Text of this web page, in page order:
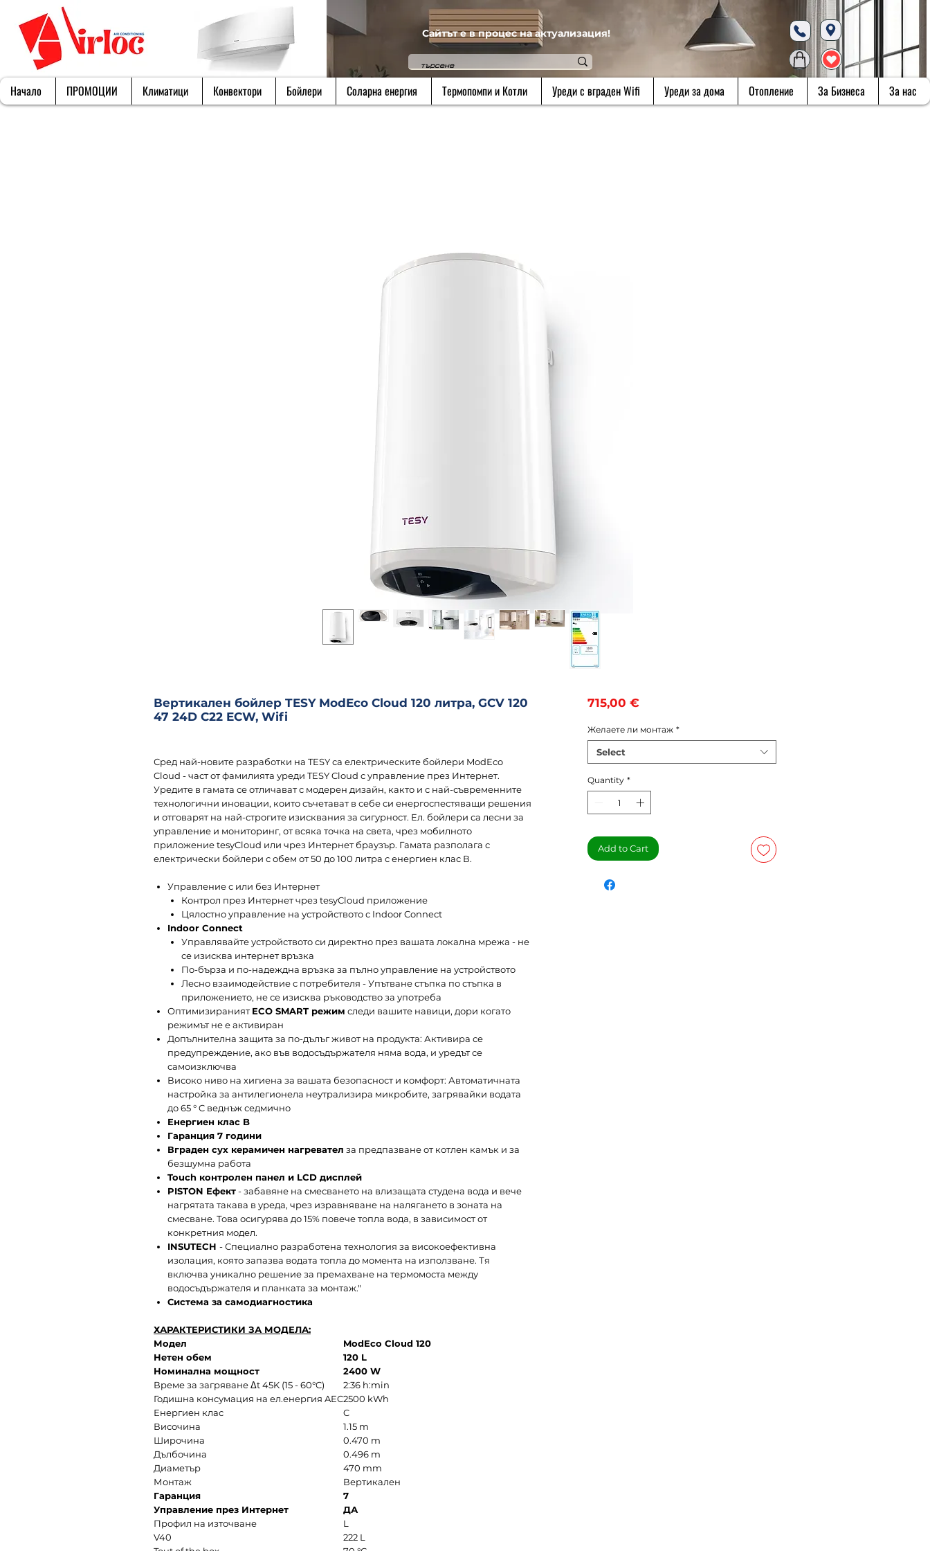
Сайтът е в процес на актуализация!
Начало ПРОМОЦИИ Климатици Конвектори Бойлери Соларна енергия Термопомпи и Котли Уреди с вграден Wifi Уреди за дома Отопление За Бизнеса За нас
Вертикален бойлер TESY ModEco Cloud 120 литра, GCV 120
47 24D C22 ECW, Wifi
Сред най-новите разработки на TESY са електрическите бойлери ModЕco
Cloud - част от фамилията уреди TESY Cloud с управление през Интернет.
Уредите в гамата се отличават с модерен дизайн, както и с най-съвременните
технологични иновации, които съчетават в себе си енергоспестяващи решения
и отговарят на най-строгите изисквания за сигурност. Ел. бойлери са лесни за
управление и мониторинг, от всяка точка на света, чрез мобилното
приложение tesyCloud или чрез Интернет браузър. Гамата разполага с
електрически бойлери с обем от 50 до 100 литра с енергиен клас В.
Управление с или без Интернет
Контрол през Интернет чрез tesyCloud приложение
Цялостно управление на устройството с Indoor Connect
Indoor Connect
Управлявайте устройството си директно през вашата локална мрежа - не
се изисква интернет връзка
По-бърза и по-надеждна връзка за пълно управление на устройството
Лесно взаимодействие с потребителя - Упътване стъпка по стъпка в
приложението, не се изисква ръководство за употреба
ОптимизираниятECO SMART режим следи вашите навици, дори когато
режимът не е активиран
Допълнителна защита за по-дълъг живот на продукта: Активира се
предупреждение, ако във водосъдържателя няма вода, и уредът се
самоизключва
Високо ниво на хигиена за вашата безопасност и комфорт: Автоматичната
настройка за антилегионела неутрализира микробите, загрявайки водата
до 65 ° C веднъж седмично
Енергиен клас B
Гаранция 7 години
Вграден сух керамичен нагревател за предпазване от котлен камък и за
безшумна работа
Touch контролен панел и LCD дисплей
PISTON Ефект- забавяне на смесването на влизащата студена вода и вече
нагрятата такава в уреда, чрез изравняване на налягането в зоната на
смесване. Това осигурява до 15% повече топла вода, в зависимост от
конкретния модел.
INSUTECH - Специално разработена технология за високоефективна
изолация, която запазва водата топла до момента на използване. Тя
включва уникално решение за премахване на термомоста между
водосъдържателя и планката за монтаж."
Система за самодиагностика
ХАРАКТЕРИСТИКИ ЗА МОДЕЛА:
Модел
ModEco Cloud 120
Нетен обем
120 L
Номинална мощност
2400 W
Време за загряване Δt 45K (15 - 60°C)
2:36 h:min
Годишна консумация на ел.енергия AEC2500 kWh
Енергиен клас
C
Височина
1.15 m
Широчина
0.470 m
Дълбочина
0.496 m
Диаметър
470 mm
Монтаж
Вертикален
Гаранция
7
Управление през Интернет
ДА
Профил на източване
L
V40
222 L
715,00 €Price
Желаете ли монтаж *
Select
Quantity *
Add to Cart